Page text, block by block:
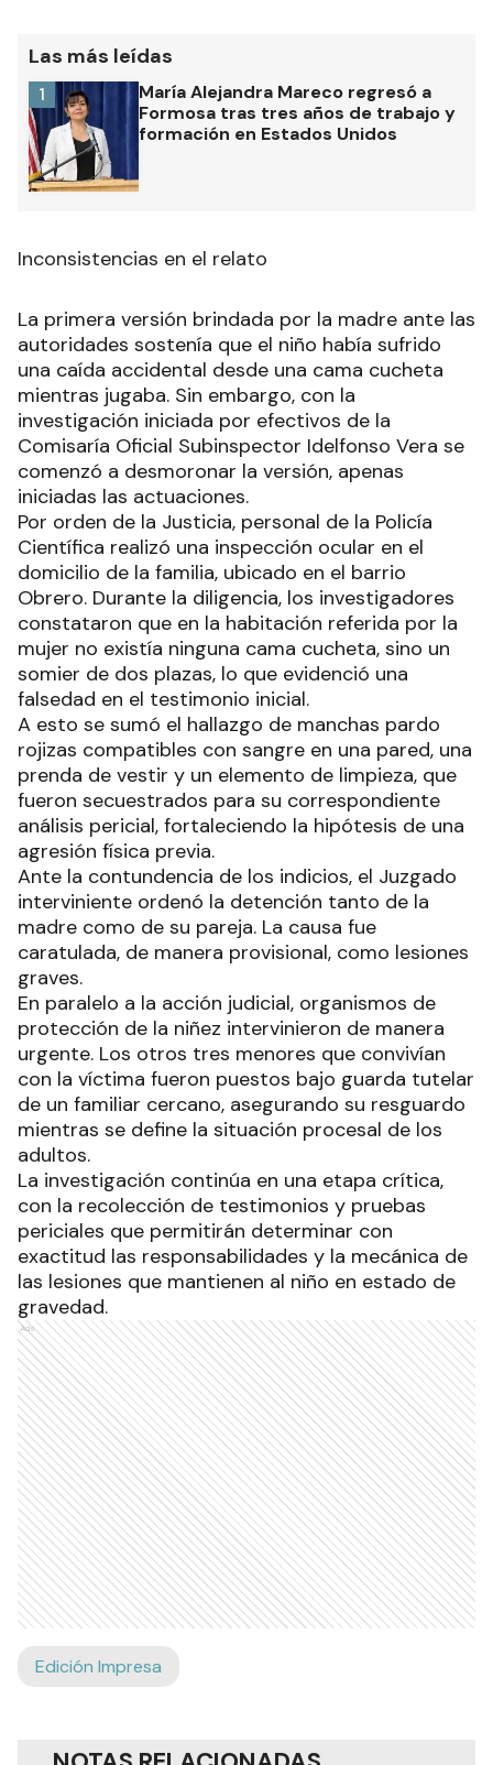
Las más leídas
María Alejandra Mareco regresó a
Formosa tras tres años de trabajo y
formación en Estados Unidos
1
Inconsistencias en el relato
La primera versión brindada por la madre ante las
autoridades sostenía que el niño había sufrido
una caída accidental desde una cama cucheta
mientras jugaba. Sin embargo, con la
investigación iniciada por efectivos de la
Comisaría Oficial Subinspector Idelfonso Vera se
comenzó a desmoronar la versión, apenas
iniciadas las actuaciones.
Por orden de la Justicia, personal de la Policía
Científica realizó una inspección ocular en el
domicilio de la familia, ubicado en el barrio
Obrero. Durante la diligencia, los investigadores
constataron que en la habitación referida por la
mujer no existía ninguna cama cucheta, sino un
somier de dos plazas, lo que evidenció una
falsedad en el testimonio inicial.
A esto se sumó el hallazgo de manchas pardo
rojizas compatibles con sangre en una pared, una
prenda de vestir y un elemento de limpieza, que
fueron secuestrados para su correspondiente
análisis pericial, fortaleciendo la hipótesis de una
agresión física previa.
Ante la contundencia de los indicios, el Juzgado
interviniente ordenó la detención tanto de la
madre como de su pareja. La causa fue
caratulada, de manera provisional, como lesiones
graves.
En paralelo a la acción judicial, organismos de
protección de la niñez intervinieron de manera
urgente. Los otros tres menores que convivían
con la víctima fueron puestos bajo guarda tutelar
de un familiar cercano, asegurando su resguardo
mientras se define la situación procesal de los
adultos.
La investigación continúa en una etapa crítica,
con la recolección de testimonios y pruebas
periciales que permitirán determinar con
exactitud las responsabilidades y la mecánica de
las lesiones que mantienen al niño en estado de
gravedad.
Ads
Edición Impresa